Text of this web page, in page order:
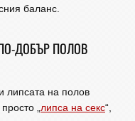
баланс.
ДОБЪР ПОЛОВ
липсата на полов
„липса на секс“,